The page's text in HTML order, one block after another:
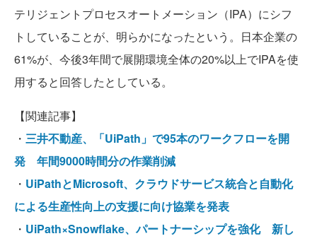
テリジェントプロセスオートメーション（IPA）にシフ
トしていることが、明らかになったという。日本企業の
61%が、今後3年間で展開環境全体の20%以上でIPAを使
用すると回答したとしている。
【関連記事】
・ 三井不動産、「UiPath」で95本のワークフローを開
発 年間9000時間分の作業削減
・ UiPathとMicrosoft、クラウドサービス統合と自動化
による生産性向上の支援に向け協業を発表
・ UiPath×Snowflake、パートナーシップを強化 新し